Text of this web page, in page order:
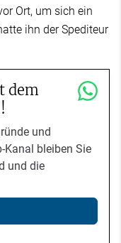
Ort, um sich ein
ihn der Spediteur
dem
und
Kanal bleiben Sie
und die